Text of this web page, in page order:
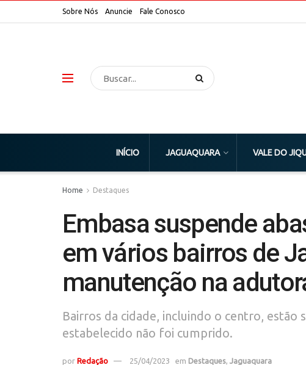
Sobre Nós Anuncie Fale Conosco
INÍCIO JAGUAQUARA VALE DO
Home Destaques
Embasa suspende
em vários bairros de
manutenção na
Bairros da cidade, incluindo o centro, estão
estabelecido não foi cumprido.
por Redação 25/04/2023 em Destaques, Jaguaquara